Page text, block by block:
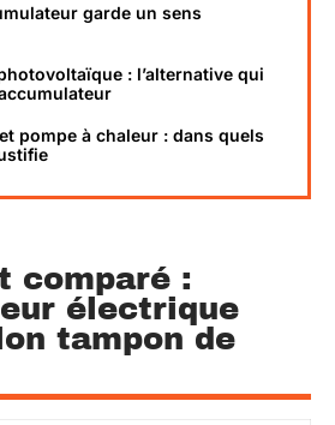
garde un sens
: l’alternative qui
pompe à chaleur : dans quels
comparé :
électrique
tampon de